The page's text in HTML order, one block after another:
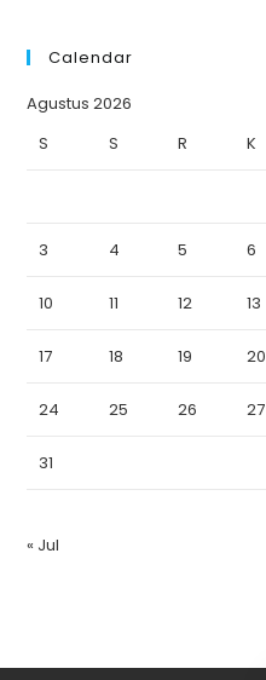
Calendar
Agustus 2026
S
S R K
3 4 5 6
10 11 12 13
17 18 19 20
24 25 26 27
31
« Jul